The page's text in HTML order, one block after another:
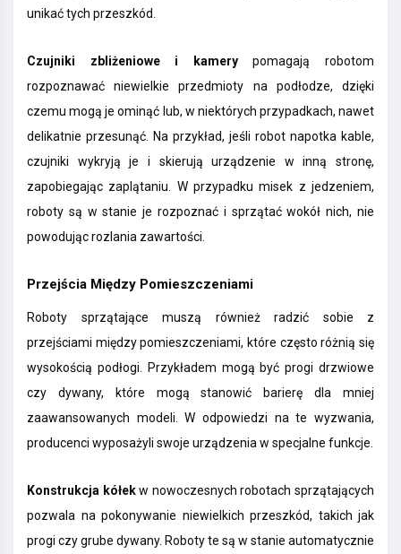
unikać tych przeszkód.
Czujniki zbliżeniowe i kamery
pomagają robotom
rozpoznawać niewielkie przedmioty na podłodze, dzięki
czemu mogą je ominąć lub, w niektórych przypadkach, nawet
delikatnie przesunąć. Na przykład, jeśli robot napotka kable,
czujniki wykryją je i skierują urządzenie w inną stronę,
zapobiegając zaplątaniu. W przypadku misek z jedzeniem,
roboty są w stanie je rozpoznać i sprzątać wokół nich, nie
powodując rozlania zawartości.
Przejścia Między Pomieszczeniami
Roboty sprzątające muszą również radzić sobie z
przejściami między pomieszczeniami, które często różnią się
wysokością podłogi. Przykładem mogą być progi drzwiowe
czy dywany, które mogą stanowić barierę dla mniej
zaawansowanych modeli. W odpowiedzi na te wyzwania,
producenci wyposażyli swoje urządzenia w specjalne funkcje.
Konstrukcja kółek w nowoczesnych robotach sprzątających
pozwala na pokonywanie niewielkich przeszkód, takich jak
progi czy grube dywany. Roboty te są w stanie automatycznie